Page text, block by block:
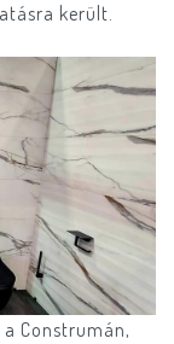
került.
Construmán,